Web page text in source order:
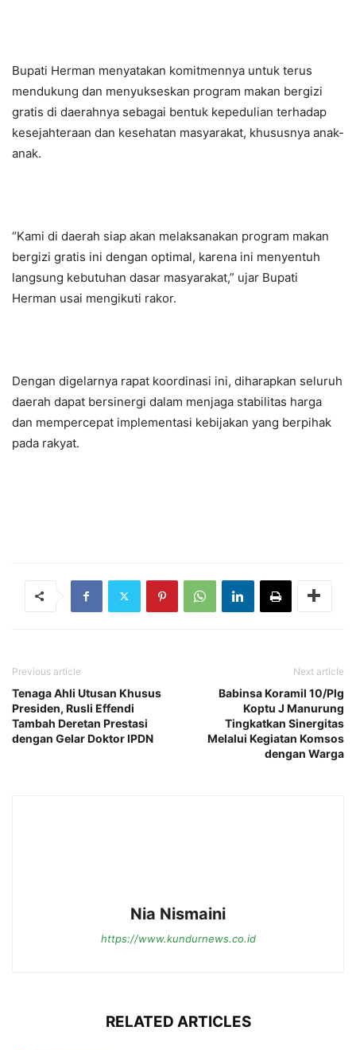
Bupati Herman menyatakan komitmennya untuk terus
mendukung dan menyukseskan program makan bergizi
gratis di daerahnya sebagai bentuk kepedulian terhadap
kesejahteraan dan kesehatan masyarakat, khususnya anak-
anak.
“Kami di daerah siap akan melaksanakan program makan
bergizi gratis ini dengan optimal, karena ini menyentuh
langsung kebutuhan dasar masyarakat,” ujar Bupati
Herman usai mengikuti rakor.
Dengan digelarnya rapat koordinasi ini, diharapkan seluruh
daerah dapat bersinergi dalam menjaga stabilitas harga
dan mempercepat implementasi kebijakan yang berpihak
pada rakyat.
Previous article
Tenaga Ahli Utusan Khusus
Presiden, Rusli Effendi
Tambah Deretan Prestasi
dengan Gelar Doktor IPDN
Next article
Babinsa Koramil 10/Plg
Koptu J Manurung
Tingkatkan Sinergitas
Melalui Kegiatan Komsos
dengan Warga
Nia Nismaini
https://www.kundurnews.co.id
RELATED ARTICLES